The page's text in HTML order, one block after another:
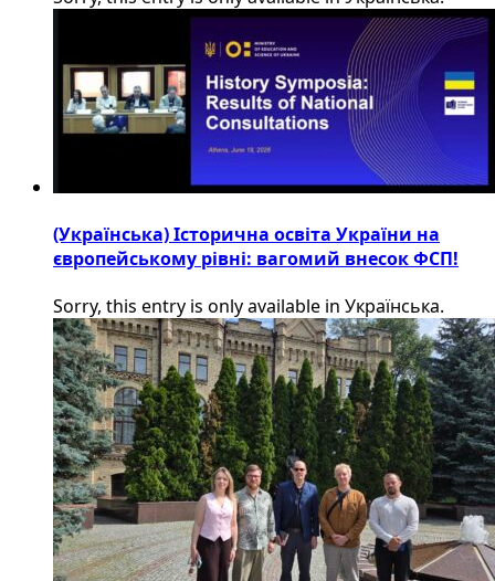
(Українська) Історична освіта України на
європейському рівні: вагомий внесок ФСП!
Sorry, this entry is only available in Українська.